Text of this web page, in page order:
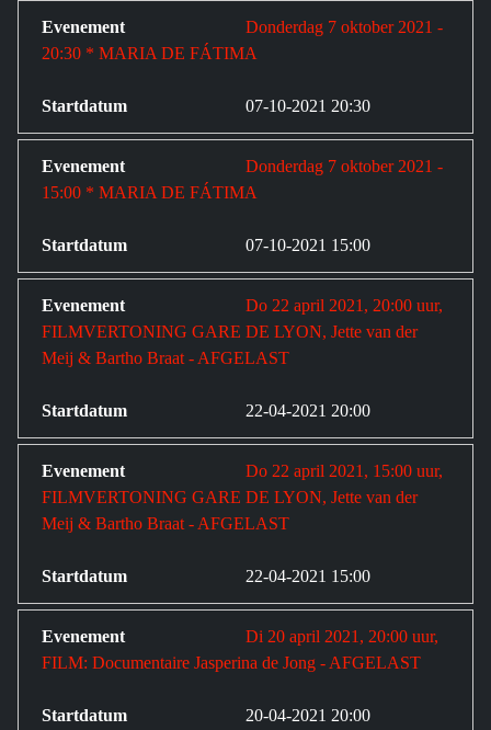
Donderdag 7 oktober 2021 -
20:30 * MARIA DE FÁTIMA
07-10-2021 20:30
Donderdag 7 oktober 2021 -
15:00 * MARIA DE FÁTIMA
07-10-2021 15:00
Do 22 april 2021, 20:00 uur,
FILMVERTONING GARE DE LYON, Jette van der
Meij & Bartho Braat - AFGELAST
22-04-2021 20:00
Do 22 april 2021, 15:00 uur,
FILMVERTONING GARE DE LYON, Jette van der
Meij & Bartho Braat - AFGELAST
22-04-2021 15:00
Di 20 april 2021, 20:00 uur,
FILM: Documentaire Jasperina de Jong - AFGELAST
20-04-2021 20:00